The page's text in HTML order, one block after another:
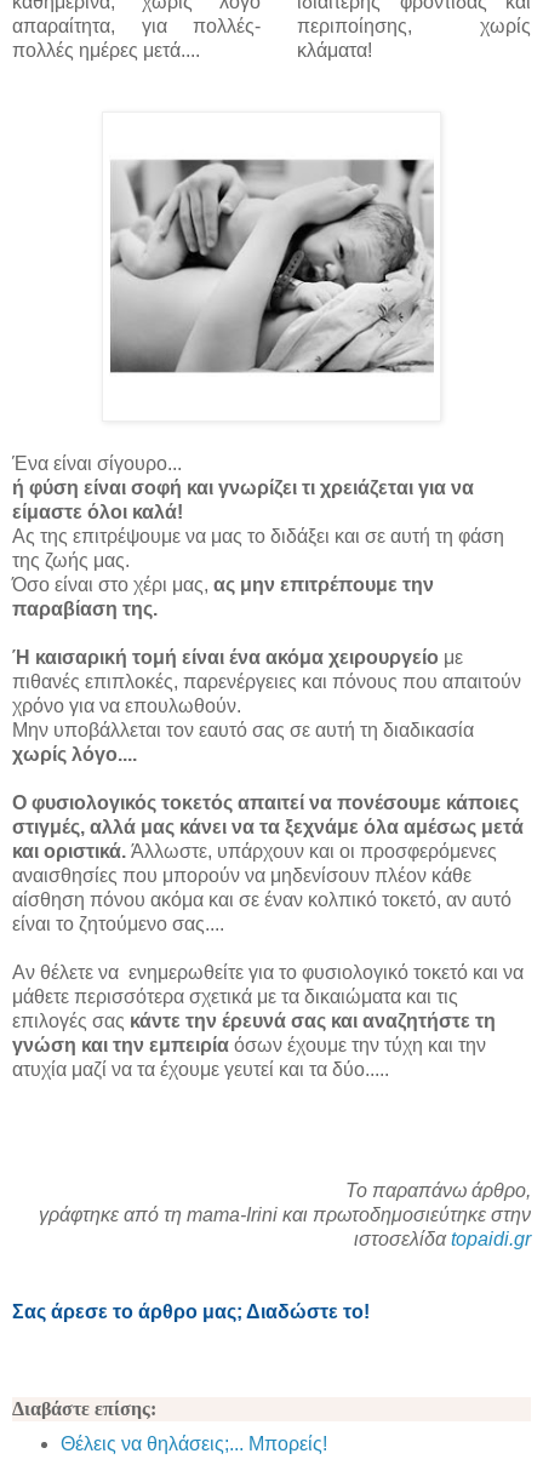
απαραίτητα, για πολλές-
πολλές ημέρες μετά....
περιποίησης, χωρίς
κλάματα!
Ένα είναι σίγουρο...
ή φύση είναι σοφή και γνωρίζει τι χρειάζεται για να
είμαστε όλοι καλά!
Ας της επιτρέψουμε να μας το διδάξει και σε αυτή τη φάση
της ζωής μας.
Όσο είναι στο χέρι μας, ας μην επιτρέπουμε την
παραβίαση της.
Ή καισαρική τομή είναι ένα ακόμα χειρουργείο με
πιθανές επιπλοκές, παρενέργειες και πόνους που απαιτούν
χρόνο για να επουλωθούν.
Μην υποβάλλεται τον εαυτό σας σε αυτή τη διαδικασία
χωρίς λόγο....
Ο φυσιολογικός τοκετός απαιτεί να πονέσουμε κάποιες
στιγμές, αλλά μας κάνει να τα ξεχνάμε όλα αμέσως μετά
και οριστικά. Άλλωστε, υπάρχουν και οι προσφερόμενες
αναισθησίες που μπορούν να μηδενίσουν πλέον κάθε
αίσθηση πόνου ακόμα και σε έναν κολπικό τοκετό, αν αυτό
είναι το ζητούμενο σας....
Αν θέλετε να ενημερωθείτε για το φυσιολογικό τοκετό και να
μάθετε περισσότερα σχετικά με τα δικαιώματα και τις
επιλογές σας κάντε την έρευνά σας και αναζητήστε τη
γνώση και την εμπειρία όσων έχουμε την τύχη και την
ατυχία μαζί να τα έχουμε γευτεί και τα δύο.....
Το παραπάνω άρθρο,
γράφτηκε από τη mama-Irini και πρωτοδημοσιεύτηκε στην
ιστοσελίδαtopaidi.gr
Σας άρεσε το άρθρο μας; Διαδώστε το!
Διαβάστε επίσης:
Θέλεις να θηλάσεις;... Μπορείς!